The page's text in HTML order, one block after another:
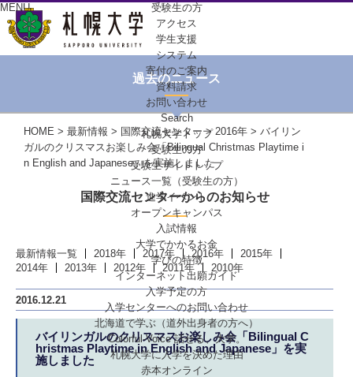
MENU
受験生の方
アクセス
学生支援
システム
寄付のご案内
資料請求
お問い合わせ
Search
札幌大学トップ
受験生の方
受験生サイトトップ
ニュース一覧（受験生の方）
進学イベント
オープンキャンパス
入試情報
大学でかかるお金
学びの特徴
インターネット出願ガイド
入学予定の方
入学センターへのお問い合わせ
北海道で学ぶ （道外出身者の方へ）
Colorful-Voice話せる、大学。
札幌大学に入学を決めた理由
赤本オンライン
過去のニュース
HOME > 最新情報 > 国際交流センター>2016年 > バイリン
ガルのクリスマスお楽しみ会「Bilingual Christmas Playtime i
n English and Japanese」を実施しました
国際交流センターからのお知らせ
最新情報一覧 2018年 2017年 2016年
2015年
2014年
2013年 2012年 2011年 2010年
2016.12.21
バイリンガルのクリスマスお楽しみ会「Bilingual C
hristmas Playtime in English and Japanese」を実
施しました